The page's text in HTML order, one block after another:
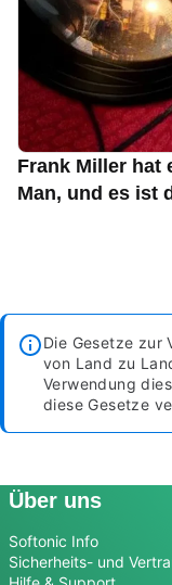
Frank Miller hat
Man, und es ist
Die Gesetze zur
von Land zu
Verwendung
diese Gesetze
Über uns
Softonic Info
Sicherheits- und